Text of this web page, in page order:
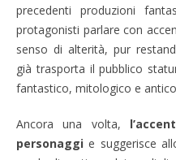
precedenti produzioni
protagonisti parlare con
senso di alterità, pur
già trasporta il pubblico
fantastico, mitologico e
Ancora una volta,
personaggi e suggerisce